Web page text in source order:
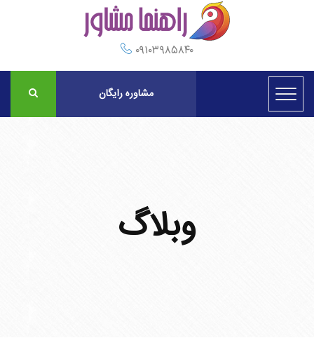
۰۹۱۰۳۹۸۵۸۴۰
مشاوره رایگان
وبلاگ